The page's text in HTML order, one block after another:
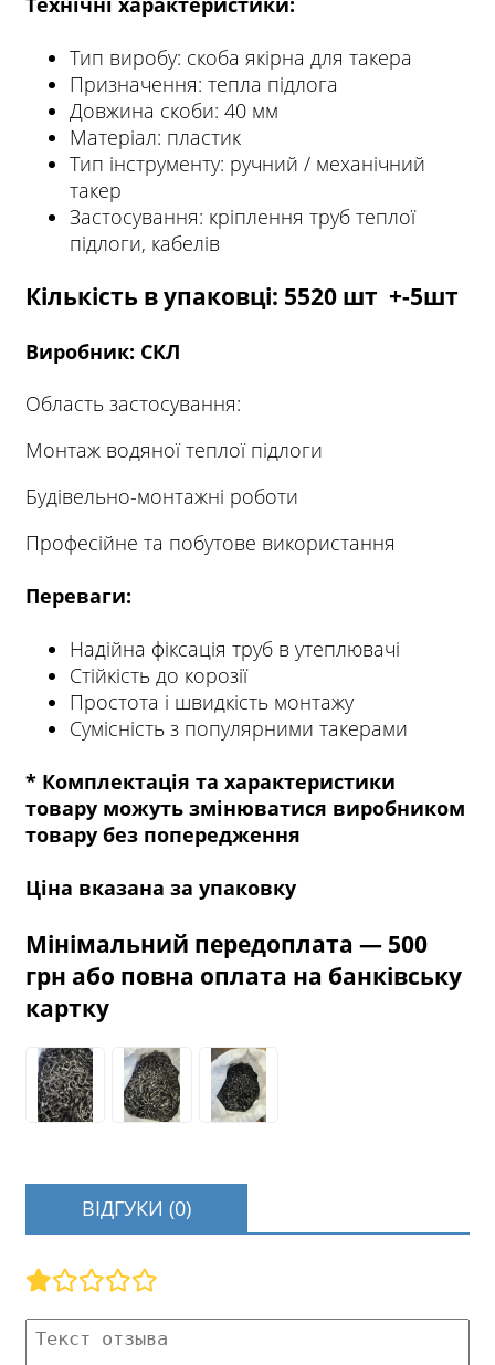
Тип виробу: скоба якірна для такера
Призначення: тепла підлога
Довжина скоби: 40 мм
Матеріал: пластик
Тип інструменту: ручний / механічний
такер
Застосування: кріплення труб теплої
підлоги, кабелів
Кількість в упаковці: 5520 шт +-5шт
Виробник: СКЛ
Область застосування:
Монтаж водяної теплої підлоги
Будівельно-монтажні роботи
Професійне та побутове використання
Переваги:
Надійна фіксація труб в утеплювачі
Стійкість до корозії
Простота і швидкість монтажу
Сумісність з популярними такерами
* Комплектація та характеристики
товару можуть змінюватися виробником
товару без попередження
Ціна вказана за упаковку
Мінімальний передоплата — 500
грн або повна оплата на банківську
картку
ВІДГУКИ (0)